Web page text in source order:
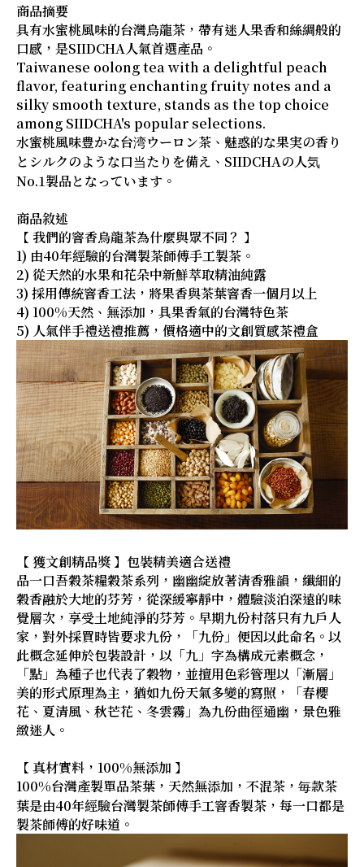
商品摘要
具有水蜜桃風味的台灣烏龍茶，帶有迷人果香和絲綢般的
口感，是SIIDCHA人氣首選產品。
Taiwanese oolong tea with a delightful peach
flavor, featuring enchanting fruity notes and a
silky smooth texture, stands as the top choice
among SIIDCHA's popular selections.
水蜜桃風味豊かな台湾ウーロン茶、魅惑的な果実の香り
とシルクのような口当たりを備え、SIIDCHAの人気
No.1製品となっています。
商品敘述
【 我們的窨香烏龍茶為什麼與眾不同？ 】
1) 由40年經驗的台灣製茶師傅手工製茶。
2) 從天然的水果和花朵中新鮮萃取精油純露
3) 採用傳統窨香工法，將果香與茶葉窨香一個月以上
4) 100%天然、無添加，具果香氣的台灣特色茶
5) 人氣伴手禮送禮推薦，價格適中的文創質感茶禮盒
【 獲文創精品獎 】包裝精美適合送禮
品一口吾穀茶糧穀茶系列，幽幽綻放著清香雅韻，纖細的
穀香融於大地的芬芳，從深緩寧靜中，體驗淡泊深遠的味
覺層次，享受土地純淨的芬芳。早期九份村落只有九戶人
家，對外採買時皆要求九份，「九份」便因以此命名。以
此概念延伸於包裝設計，以「九」字為構成元素概念，
「點」為種子也代表了穀物，並擅用色彩管理以「漸層」
美的形式原理為主，猶如九份天氣多變的寫照，「春櫻
花、夏清風、秋芒花、冬雲霧」為九份曲徑通幽，景色雅
緻迷人。
【 真材實料，100%無添加 】
100%台灣產製單品茶葉，天然無添加，不混茶，毎款茶
葉是由40年經驗台灣製茶師傅手工窨香製茶，每一口都是
製茶師傅的好味道。